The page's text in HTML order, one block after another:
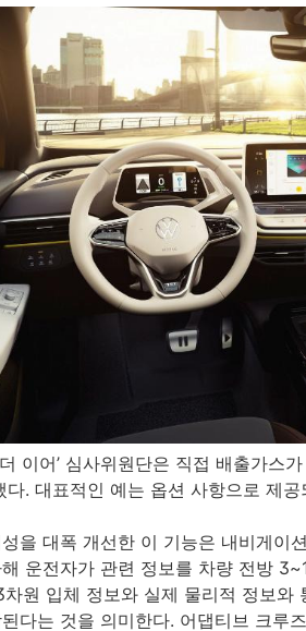
이어’ 심사위원단은 직접 배출가스
다. 대표적인 예는 옵션 사항으로 제
을 대폭 개선한 이 기능은 내비게이
운전자가 관련 정보를 차량 전방
원 입체 정보와 실제 물리적 정보
다는 것을 의미한다. 어댑티브 크루